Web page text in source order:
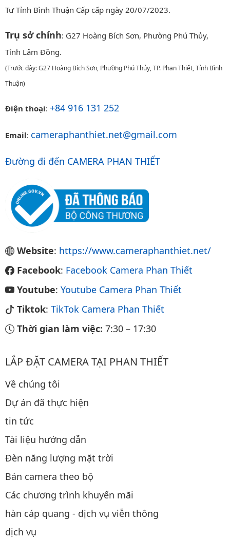
Tư Tỉnh Bình Thuận Cấp cấp ngày 20/07/2023.
Trụ sở chính: G27 Hoàng Bích Sơn, Phường Phú Thủy,
Tỉnh Lâm Đồng.
(Trước đây: G27 Hoàng Bích Sơn, Phường Phú Thủy, TP. Phan Thiết, Tỉnh Bình
Thuận)
Điện thoại: +84 916 131 252
Email: cameraphanthiet.net@gmail.com
Đường đi đến CAMERA PHAN THIẾT
Website: https://www.cameraphanthiet.net/
Facebook: Facebook Camera Phan Thiết
Youtube: Youtube Camera Phan Thiết
Tiktok: TikTok Camera Phan Thiết
Thời gian làm việc: 7:30 – 17:30
LẮP ĐẶT CAMERA TẠI PHAN THIẾT
Về chúng tôi
Dự án đã thực hiện
tin tức
Tài liệu hướng dẫn
Đèn năng lượng mặt trời
Bán camera theo bộ
Các chương trình khuyến mãi
hàn cáp quang - dịch vụ viễn thông
dịch vụ